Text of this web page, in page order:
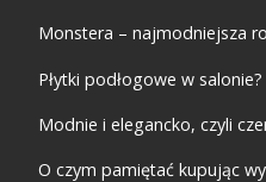
Monstera – najmodniejsza
Płytki podłogowe w salonie?
Modnie i elegancko, czyli
O czym pamiętać kupując